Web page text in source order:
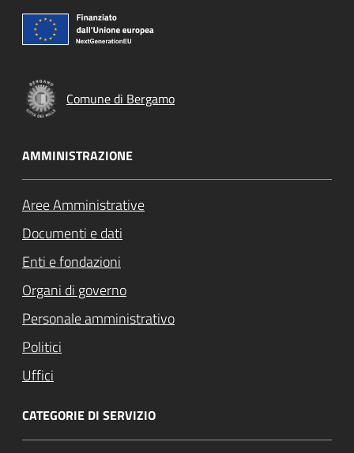
Comune di Bergamo
AMMINISTRAZIONE
Aree Amministrative
Documenti e dati
Enti e fondazioni
Organi di governo
Personale amministrativo
Politici
Uffici
CATEGORIE DI SERVIZIO